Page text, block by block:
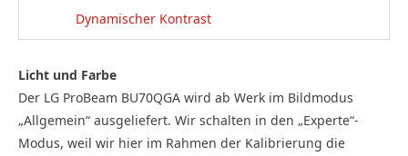
Dynamischer Kontrast
Licht und Farbe
Der LG ProBeam BU70QGA wird ab Werk im Bildmodus
„Allgemein“ ausgeliefert. Wir schalten in den „Experte“-
Modus, weil wir hier im Rahmen der Kalibrierung die